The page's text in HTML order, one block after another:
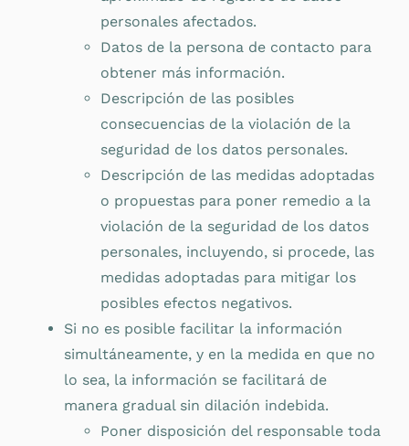
personales afectados.
Datos de la persona de contacto para
obtener más información.
Descripción de las posibles
consecuencias de la violación de la
seguridad de los datos personales.
Descripción de las medidas adoptadas
o propuestas para poner remedio a la
violación de la seguridad de los datos
personales, incluyendo, si procede, las
medidas adoptadas para mitigar los
posibles efectos negativos.
Si no es posible facilitar la información
simultáneamente, y en la medida en que no
lo sea, la información se facilitará de
manera gradual sin dilación indebida.
Poner disposición del responsable toda